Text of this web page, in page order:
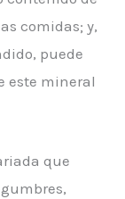
comidas; y,
puede
este mineral
que